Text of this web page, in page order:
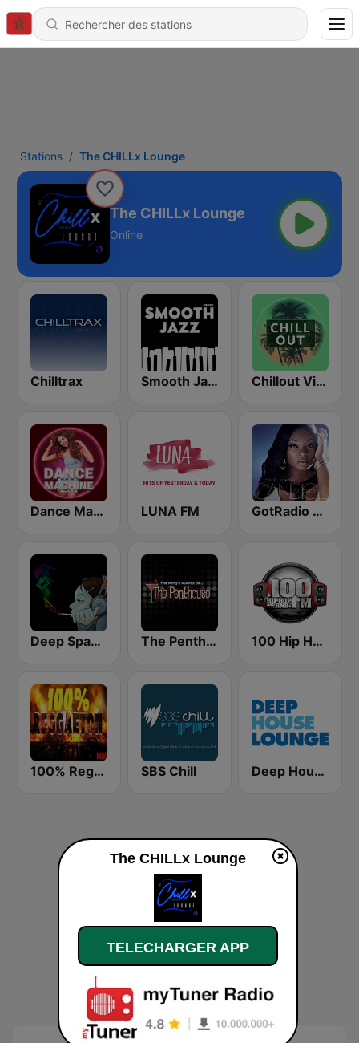
Stations The CHILLx Lounge
The CHILLx Lounge
Online
Chilltrax Smooth Jazz - Groov Chillout Vibes
Dance Machine LUNA FM GotRadio - Urban Lounge
Deep Space Chill The Penthouse 100 Hip Hop and RNB FM
100% Reggaeton Radio SBS Chill Deep House Lounge
The CHILLx Lounge
TELECHARGER APP